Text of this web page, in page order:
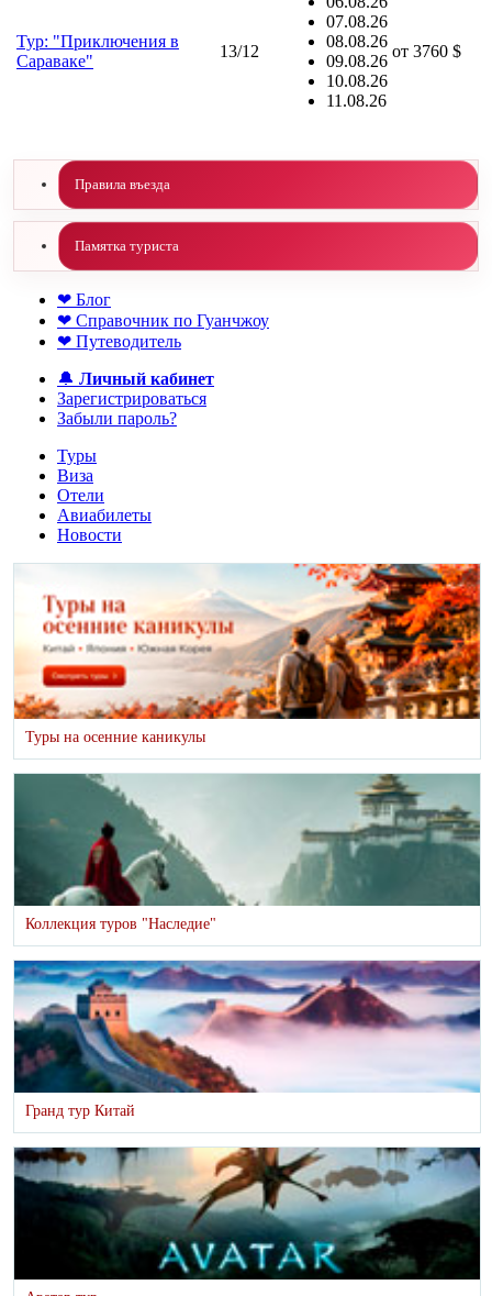
Тур: "Приключения в
Сараваке"
13/12
07.08.26
08.08.26
09.08.26
10.08.26
11.08.26
от 3760 $
Правила въезда
Памятка туриста
❤ Блог
❤ Справочник по Гуанчжоу
❤ Путеводитель
🔔 Личный кабинет
Зарегистрироваться
Забыли пароль?
Туры
Виза
Отели
Авиабилеты
Новости
Туры на осенние каникулы
Коллекция туров "Наследие"
Гранд тур Китай